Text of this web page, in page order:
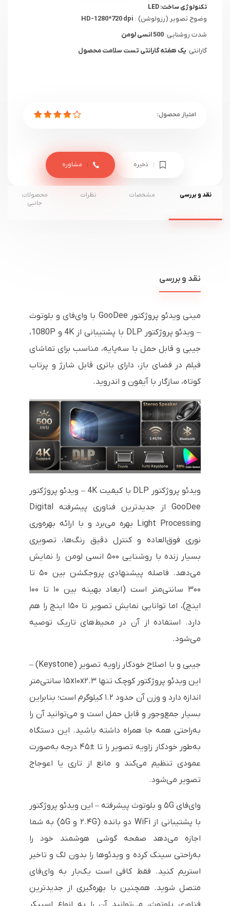
تکنولوژی ساخت:LED
وضوح تصویر (رزولوشن) :
شدت روشنایی: 500 انسی لومن
گارانتی: یک هفته گارانتی تست سلامت محصول
ذخیره مشاوره
نقد و بررسی مشخصات نظرات
محصولات
جانبی
نقد و بررسی
مینی ویدئو پروژکتور GooDee با وای‌فای و بلوتوث
– ویدئو پروژکتور DLP با پشتیبانی از 4K و 1080P،
جیبی و قابل حمل با سه‌پایه، مناسب برای تماشای
فیلم در فضای باز، دارای باتری قابل شارژ و پرتاب
کوتاه، سازگار با آیفون و اندروید.
ویدئو پروژکتور DLP با کیفیت 4K – ویدئو پروژکتور
GooDee از جدیدترین فناوری پیشرفته Digital
Light Processing بهره می‌برد و با ارائه بهره‌وری
نوری فوق‌العاده و کنترل دقیق رنگ‌ها، تصویری
بسیار زنده با روشنایی ۵۰۰ انسی لومن را نمایش
می‌دهد. فاصله پیشنهادی پروجکشن بین ۵۰ تا
۳۰۰ سانتی‌متر است (ابعاد بهینه بین ۱۰ تا ۱۰۰
اینچ)، اما توانایی نمایش تصویر تا ۱۵۰ اینچ را هم
دارد. استفاده از آن در محیط‌های تاریک توصیه
می‌شود.
جیبی و با اصلاح خودکار زاویه تصویر (Keystone) –
این ویدئو پروژکتور کوچک تنها ۱۵x۱۰x۲.۳ سانتی‌متر
اندازه دارد و وزن آن حدود ۱.۲ کیلوگرم است؛ بنابراین
بسیار جمع‌وجور و قابل حمل است و می‌توانید آن را
به‌راحتی همه جا همراه داشته باشید. این دستگاه
به‌طور خودکار زاویه تصویر را تا ±۴۵ درجه به‌صورت
عمودی تنظیم می‌کند و مانع از تاری یا اعوجاج
تصویر می‌شود.
وای‌فای ۵G و بلوتوث پیشرفته – این ویدئو پروژکتور
با پشتیبانی از WiFi دو بانده (۲.۴G و ۵G) به شما
اجازه می‌دهد صفحه گوشی هوشمند خود را
به‌راحتی سینک کرده و ویدئوها را بدون لگ و تاخیر
استریم کنید. فقط کافی است یک‌بار به وای‌فای
متصل شوید. همچنین با بهره‌گیری از جدیدترین